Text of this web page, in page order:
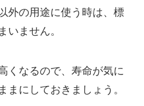
外の用途に使う時は、標
いません。
くなるので、寿命が気に
まにしておきましょう。